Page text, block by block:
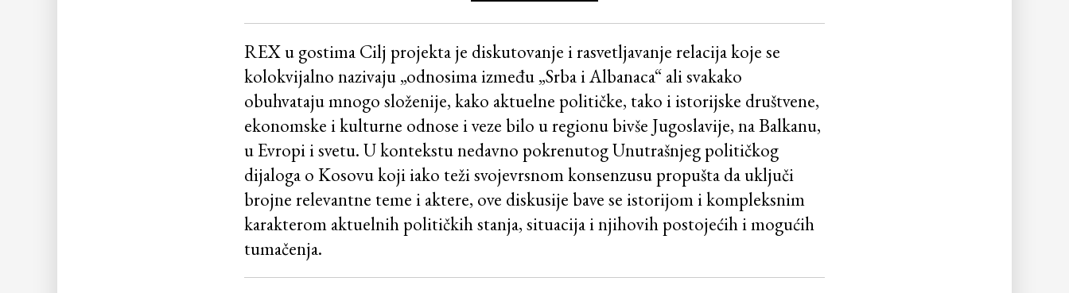
REX u gostima Cilj projekta je diskutovanje i rasvetljavanje relacija koje se
kolokvijalno nazivaju „odnosima između „Srba i Albanaca“ ali svakako
obuhvataju mnogo složenije, kako aktuelne političke, tako i istorijske društvene,
ekonomske i kulturne odnose i veze bilo u regionu bivše Jugoslavije, na Balkanu,
u Evropi i svetu. U kontekstu nedavno pokrenutog Unutrašnjeg političkog
dijaloga o Kosovu koji iako teži svojevrsnom konsenzusu propušta da uključi
brojne relevantne teme i aktere, ove diskusije bave se istorijom i kompleksnim
karakterom aktuelnih političkih stanja, situacija i njihovih postojećih i mogućih
tumačenja.